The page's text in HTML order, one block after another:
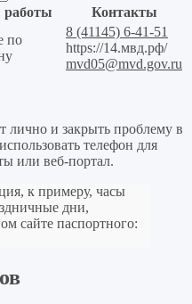
Контакты
по
8 (41145) 6-41-51
https://14.мвд.рф/
mvd05@mvd.gov.ru
лично и закрыть проблему в
телефон для
или веб-портал.
к примеру, часы
дни,
сайте паспортного: